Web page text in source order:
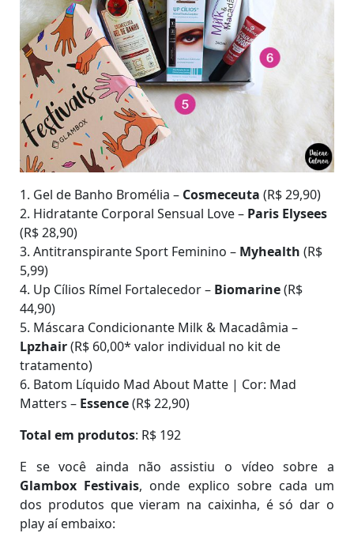
1. Gel de Banho Bromélia – Cosmeceuta (R$ 29,90)
2. Hidratante Corporal Sensual Love – Paris Elysees
(R$ 28,90)
3. Antitranspirante Sport Feminino – Myhealth (R$
5,99)
4. Up Cílios Rímel Fortalecedor – Biomarine(R$
44,90)
5. Máscara Condicionante Milk & Macadâmia –
Lpzhair(R$ 60,00* valor individual no kit de
tratamento)
6. Batom Líquido Mad About Matte | Cor: Mad
Matters – Essence(R$ 22,90)
Total em produtos: R$ 192
E se você ainda não assistiu o vídeo sobre a
Glambox Festivais, onde explico sobre cada um
dos produtos que vieram na caixinha, é só dar o
play aí embaixo: